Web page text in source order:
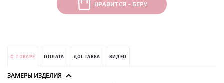
НРАВИТСЯ - БЕРУ
О ТОВАРЕ ОПЛАТА ДОСТАВКА ВИДЕО
ЗАМЕРЫ ИЗДЕЛИЯ